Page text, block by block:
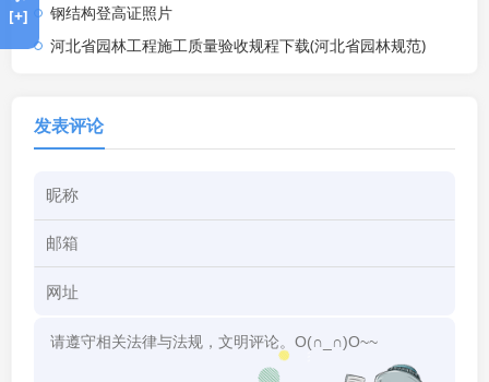
钢结构登高证照片
河北省园林工程施工质量验收规程下载(河北省园林规范)
发表评论
[+]